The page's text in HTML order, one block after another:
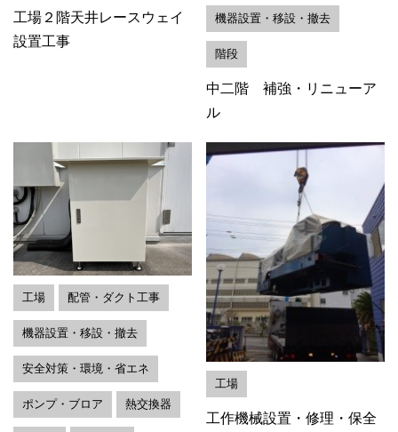
工場２階天井レースウェイ
設置工事
機器設置・移設・撤去
階段
中二階 補強・リニューア
ル
工場 配管・ダクト工事
機器設置・移設・撤去
安全対策・環境・省エネ
ポンプ・ブロア 熱交換器
工場
工作機械設置・修理・保全